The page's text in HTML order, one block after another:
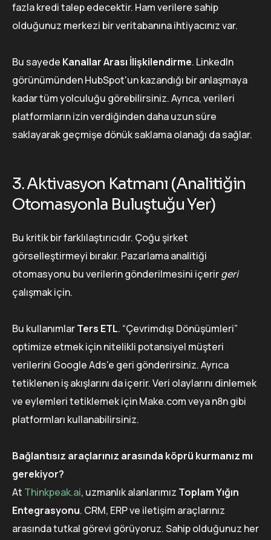
fazla kredi talep edecektir. Ham verilere sahip
olduğunuz merkezi bir veritabanına ihtiyacınız var.
Bu sayede Kanallar Arası İlişkilendirme. LinkedIn
görünümünden HubSpot'un kazandığı bir anlaşmaya
kadar tüm yolculuğu görebilirsiniz. Ayrıca, verileri
platformların izin verdiğinden daha uzun süre
saklayarak geçmişe dönük saklama olanağı da sağlar.
3. Aktivasyon Katmanı (Analitiğin
Otomasyonla Buluştuğu Yer)
Bu kritik bir farklılaştırıcıdır. Çoğu şirket
görselleştirmeyi bırakır. Pazarlama analitiği
otomasyonu bu verilerin gönderilmesini içerirgeri
çalışmak için.
Bu kullanımlarTers ETL. “Çevrimdışı Dönüşümleri”
optimize etmek için nitelikli potansiyel müşteri
verilerini Google Ads'e geri gönderirsiniz. Ayrıca
tetiklenen iş akışlarını da içerir. Veri olaylarını dinlemek
ve eylemleri tetiklemek için Make.com veya n8n gibi
platformları kullanabilirsiniz.
Bağlantısız araçlarınız arasında köprü kurmanız mı
gerekiyor?
At Thinkpeak.ai, uzmanlık alanlarımız Toplam Yığın
Entegrasyonu. CRM, ERP ve iletişim araçlarınız
arasında tutkal görevi görüyoruz. Sahip olduğunuz her